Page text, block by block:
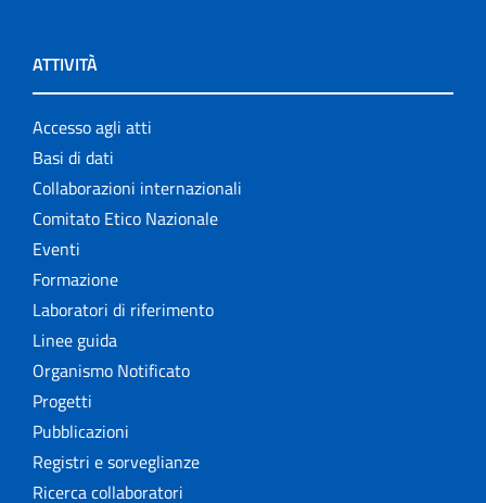
ATTIVITÀ
Accesso agli atti
Basi di dati
Collaborazioni internazionali
Comitato Etico Nazionale
Eventi
Formazione
Laboratori di riferimento
Linee guida
Organismo Notificato
Progetti
Pubblicazioni
Registri e sorveglianze
Ricerca collaboratori